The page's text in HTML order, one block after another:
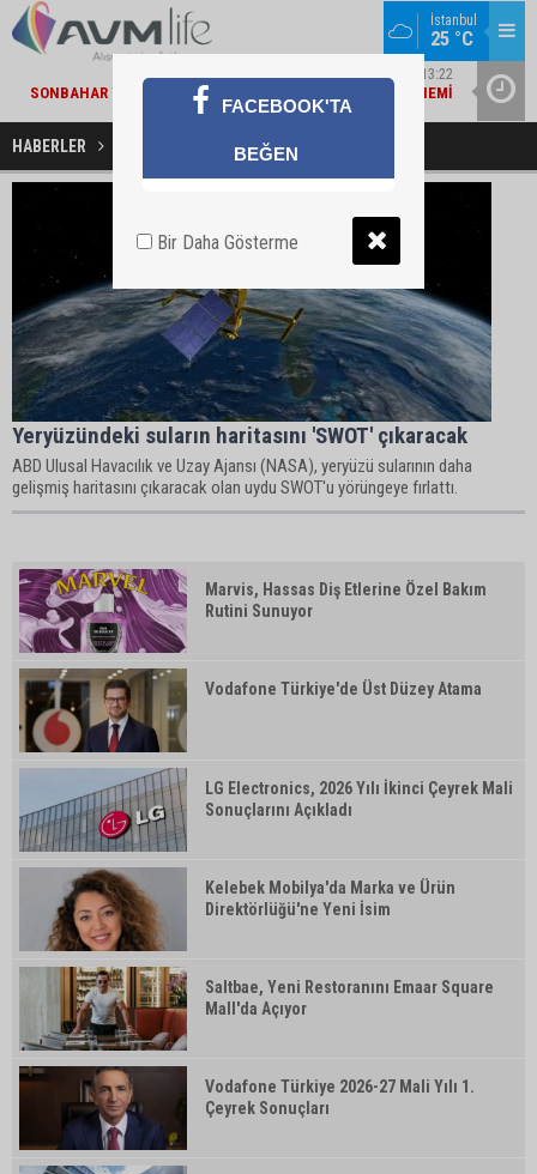
İstanbul
25 °C
MARKA DÜNYASI / 13:22
SONBAHAR YAKLAŞIRKEN TEPE HOME'DA YENILENME DÖNEMI
MIGROS
HABERLER
Yeryüzündeki suların haritasını 'SWOT' çıkaracak
ABD Ulusal Havacılık ve Uzay Ajansı (NASA), yeryüzü sularının daha
gelişmiş haritasını çıkaracak olan uydu SWOT'u yörüngeye fırlattı.
Marvis, Hassas Diş Etlerine Özel Bakım
Rutini Sunuyor
Vodafone Türkiye'de Üst Düzey Atama
LG Electronics, 2026 Yılı İkinci Çeyrek Mali
Sonuçlarını Açıkladı
Kelebek Mobilya'da Marka ve Ürün
Direktörlüğü'ne Yeni İsim
Saltbae, Yeni Restoranını Emaar Square
Mall'da Açıyor
Vodafone Türkiye 2026-27 Mali Yılı 1.
Çeyrek Sonuçları
FACEBOOK'TA
BEĞEN
Bir Daha Gösterme